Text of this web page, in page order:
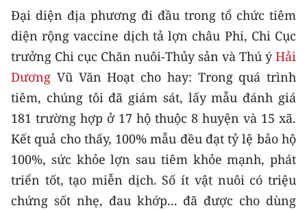
Đại diện địa phương đi đầu trong tổ chức tiêm
diện rộng vaccine dịch tả lợn châu Phi, Chi Cục
trưởng Chi cục Chăn nuôi-Thủy sản và Thú ýHải
Dương Vũ Văn Hoạt cho hay: Trong quá trình
tiêm, chúng tôi đã giám sát, lấy mẫu đánh giá
181 trường hợp ở 17 hộ thuộc 8 huyện và 15 xã.
Kết quả cho thấy, 100% mẫu đều đạt tỷ lệ bảo hộ
100%, sức khỏe lợn sau tiêm khỏe mạnh, phát
triển tốt, tạo miễn dịch. Số ít vật nuôi có triệu
chứng sốt nhẹ, đau khớp... đã được cho dùng